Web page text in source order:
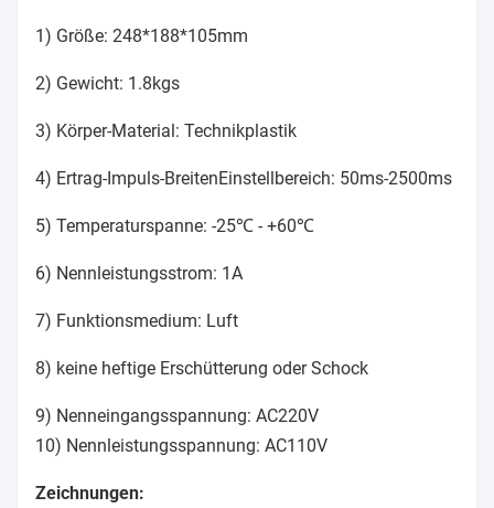
1) Größe: 248*188*105mm
2) Gewicht: 1.8kgs
3) Körper-Material: Technikplastik
4) Ertrag-Impuls-BreitenEinstellbereich: 50ms-2500ms
5) Temperaturspanne: -25℃ - +60℃
6) Nennleistungsstrom: 1A
7) Funktionsmedium: Luft
8) keine heftige Erschütterung oder Schock
9) Nenneingangsspannung: AC220V
10) Nennleistungsspannung: AC110V
Zeichnungen: